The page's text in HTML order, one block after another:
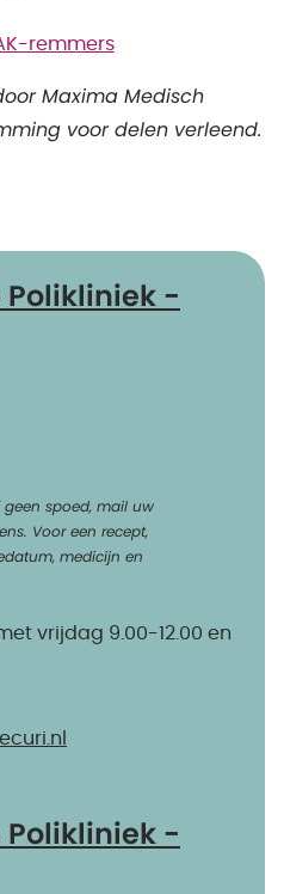
remmers
Maxima Medisch
voor delen verleend.
Polikliniek -
spoed, mail uw
Voor een recept,
medicijn en
vrijdag 9.00-12.00 en
Polikliniek -